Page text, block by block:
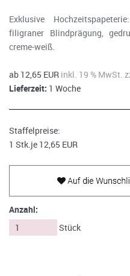
Exklusive
filigraner Blindprägung,
creme-weiß.
ab 12,65 EUR inkl. 19 % MwSt.
Lieferzeit: 1 Woche
Staffelpreise:
1 Stk.je 12,65 EUR
Anzahl:
Stück